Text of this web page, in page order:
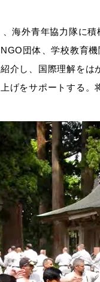
海外青年協力隊に
団体、学校教育
介し、国際理解をは
げをサポートする